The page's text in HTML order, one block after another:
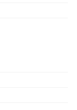
can be
If you want to
Protection